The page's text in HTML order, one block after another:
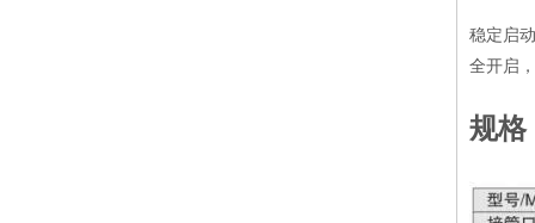
稳定启
全开启
规格